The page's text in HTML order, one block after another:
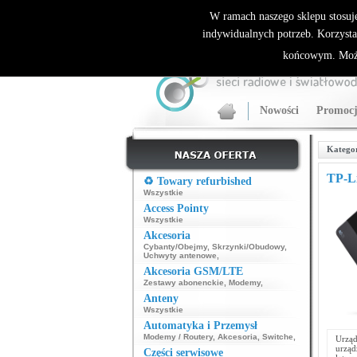
ALLNET.PL Sieci bezprzewodowe - generalny
Nowości
♻️ Towary refurbished
Wszystkie
Access Pointy
Wszystkie
Akcesoria
Cybanty/Obejmy, Skrzynki/Obudowy,
Uchwyty antenowe
Akcesoria GSM/LTE
Zestawy abonenckie Modemy,
Anteny
Wszystkie
Automatyka i Przemysł
Modemy / Routery, Akcesoria Switche
Części serwisowe
TP-
W ramach naszego sklepu
indywidualnych potrzeb.
końcowym.